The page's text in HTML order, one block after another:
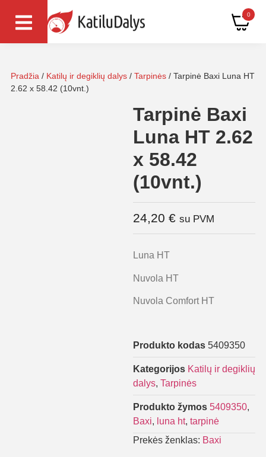
0
Pradžia / Katilų ir degiklių dalys / Tarpinės / Tarpinė Baxi Luna HT
2.62 x 58.42 (10vnt.)
Tarpinė Baxi
Luna HT 2.62
x 58.42
(10vnt.)
24,20 € su PVM
Luna HT
Nuvola HT
Nuvola Comfort HT
Produkto kodas 5409350
Kategorijos Katilų ir degiklių
dalys, Tarpinės
Produkto žymos 5409350,
Baxi, luna ht, tarpinė
Prekės ženklas: Baxi